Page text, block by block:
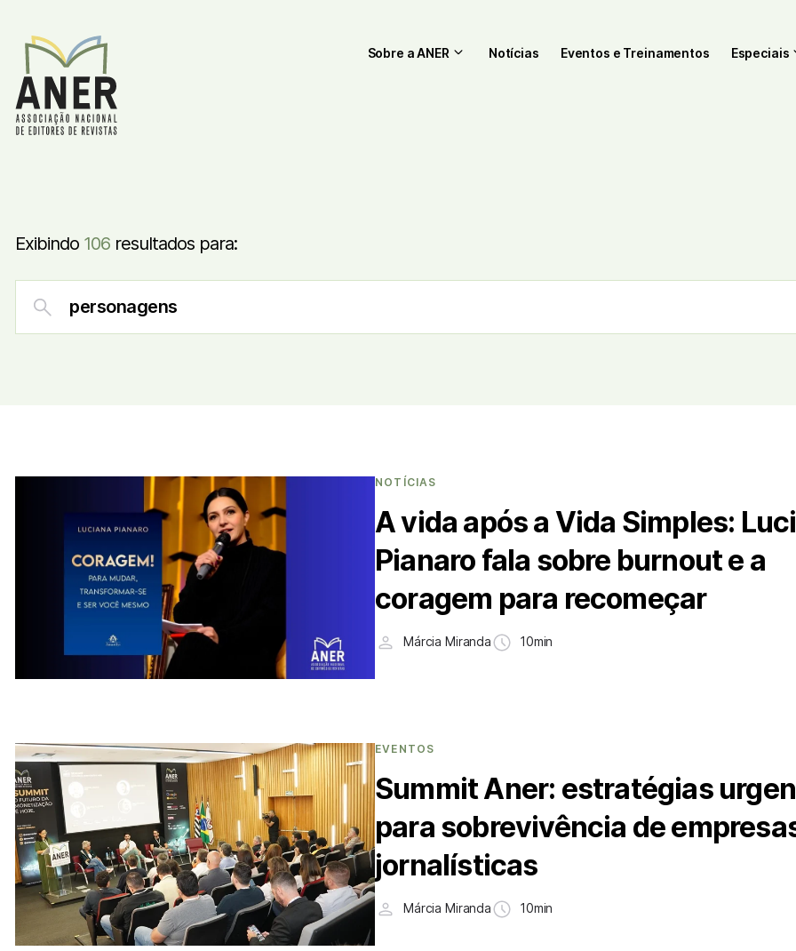
Sobre a ANER Notícias Eventos e Treinamentos Especiais
Exibindo 106 resultados para:
NOTÍCIAS
A vida após a Vida Simples:
Pianaro fala sobre burnout e a
coragem para recomeçar
Márcia Miranda 10min
EVENTOS
Summit Aner: estratégias
para sobrevivência de
jornalísticas
Márcia Miranda 10min